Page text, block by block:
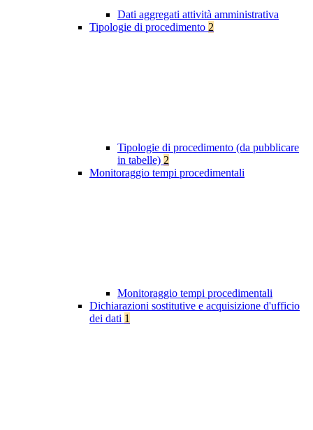
Dati aggregati attività amministrativa
Tipologie di procedimento 2
Tipologie di procedimento (da pubblicare
in tabelle) 2
Monitoraggio tempi procedimentali
Monitoraggio tempi procedimentali
Dichiarazioni sostitutive e acquisizione d'ufficio
dei dati 1